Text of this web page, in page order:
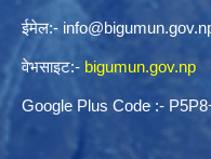
ईमेल:-
वेभसाइट:- bigumun.gov.np
Google Plus Code :-